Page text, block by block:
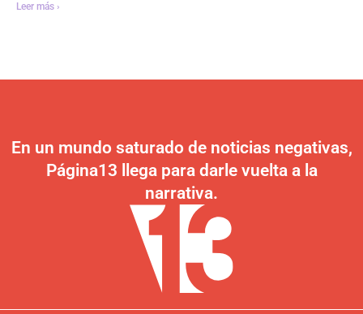
Leer más ›
En un mundo saturado de noticias negativas,
Página13 llega para darle vuelta a la
narrativa.